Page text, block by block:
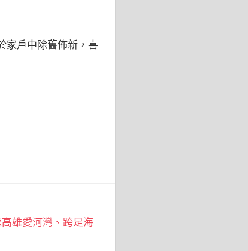
家戶中除舊佈新，喜
雄愛河灣、跨足海